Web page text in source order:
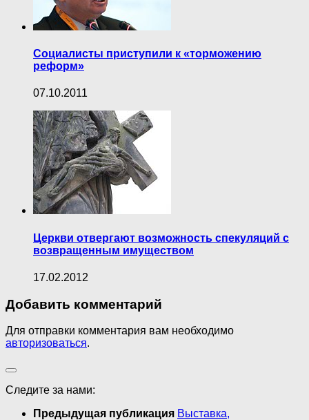
Социалисты приступили к «торможению
реформ»
07.10.2011
Церкви отвергают возможность спекуляций с
возвращенным имуществом
17.02.2012
Добавить комментарий
Для отправки комментария вам необходимо
авторизоваться.
Следите за нами:
Предыдущая публикация Выставка,